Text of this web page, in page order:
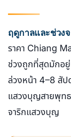
ฤดูกาลและช่วง
ราคา Chiang
ช่วงถูกที่สุดมักอยู่
ล่วงหน้า 4–8 สัป
แสวงบุญสายพุทธ
จาริกแสวงบุญ